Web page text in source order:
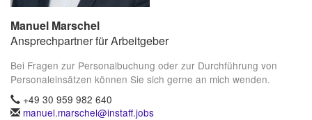
Manuel Marschel
Ansprechpartner für Arbeitgeber
Bei Fragen zur Personalbuchung oder zur Durchführung von
Personaleinsätzen können Sie sich gerne an mich wenden.
+49 30 959 982 640
manuel.marschel@instaff.jobs